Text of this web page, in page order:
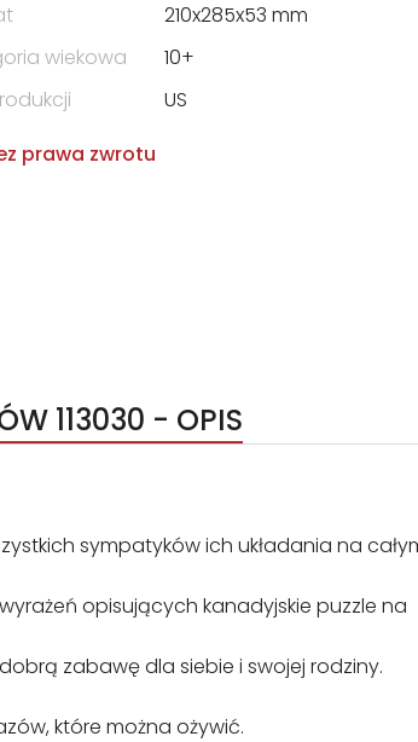
210x285x53 mm
wiekowa
10+
US
prawa zwrotu
113030 - OPIS
sympatyków ich układania na
opisujących kanadyjskie puzzle na
zabawę dla siebie i swojej rodziny.
które można ożywić.